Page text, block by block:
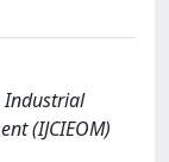
Industrial
(IJCIEOM)